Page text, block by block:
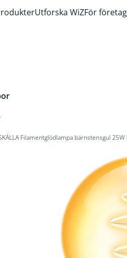
Utforska WiZFör företag
Filamentglödlampa bärnstensgul